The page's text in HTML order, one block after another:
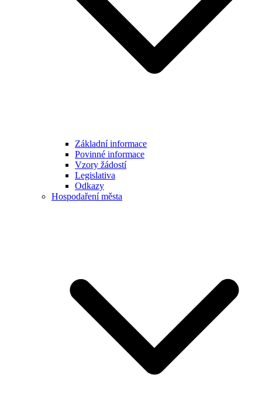
Základní informace
Povinné informace
Vzory žádostí
Legislativa
Odkazy
Hospodaření města